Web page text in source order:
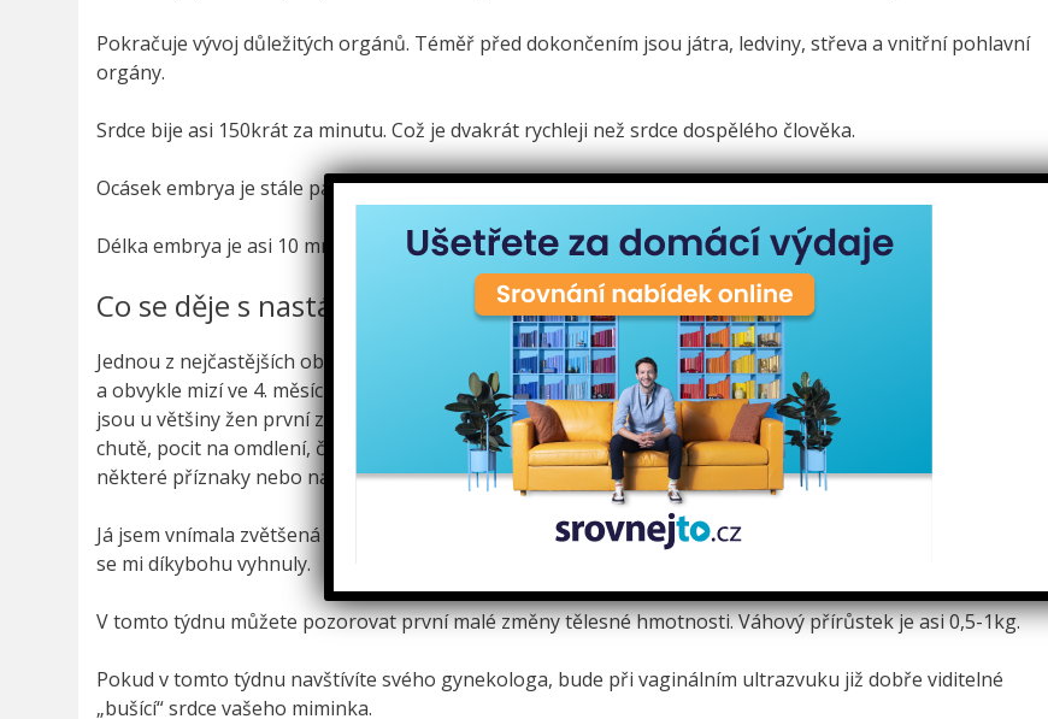
Pokračuje vývoj důležitých orgánů. Téměř před dokončením jsou játra, ledviny, střeva a vnitřní pohlavní
orgány.
Srdce bije asi 150krát za minutu. Což je dvakrát rychleji než srdce dospělého člověka.
Ocásek embrya je stále patrný. Zanikne až v dalších týdnech.
Délka embrya je asi 10 mm a váha asi 0,8g.
Co se děje s nastávající maminkou?
Jednou z nejčastějších obtíží v těhotenství bývá nevolnost a zvracení. Začíná se objevovat koncem 1. měsíce
a obvykle mizí ve 4. měsíci. K dalším těhotenským obtížím patří podrážděnost, únava, změny v prsou (ty
jsou u většiny žen první známkou začínajícího těhotenství, prsa bývají napjaté a bolestivé), těhotenské
chutě, pocit na omdlení, časté nucení na močení. Každá žena je jiná, proto se u vás mohou objevit jen
některé příznaky nebo naopak žádné.
Já jsem vnímala zvětšená a bolavá prsa, zvýšenou únavu a neustálou chuť na sladké. Nevolnost a zvracení
se mi díkybohu vyhnuly.
V tomto týdnu můžete pozorovat první malé změny tělesné hmotnosti. Váhový přírůstek je asi 0,5-1kg.
Pokud v tomto týdnu navštívíte svého gynekologa, bude při vaginálním ultrazvuku již dobře viditelné
„bušící“ srdce vašeho miminka.